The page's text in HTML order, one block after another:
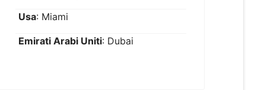
Usa: Miami
Emirati Arabi Uniti: Dubai